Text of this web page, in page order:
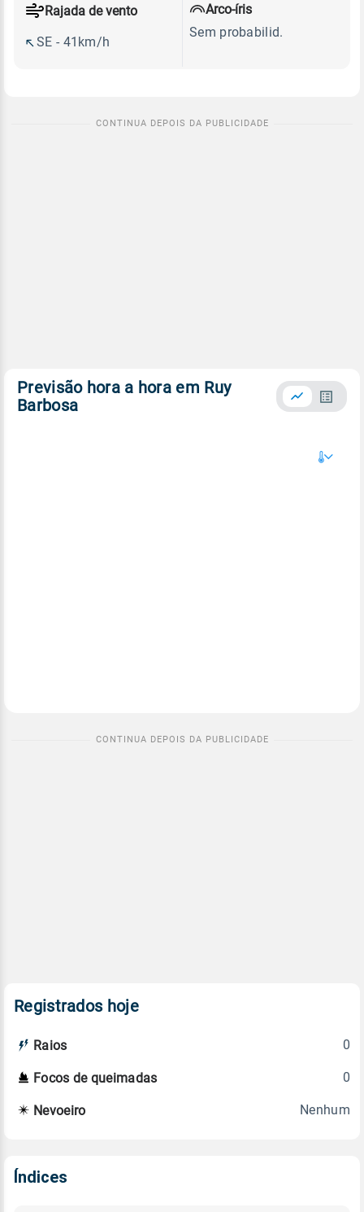
Rajada de vento
SE - 41km/h
Arco-íris
Sem probabilid.
Previsão hora a hora em Ruy
Barbosa
Registrados hoje
Raios 0
Focos de queimadas 0
Nevoeiro Nenhum
Índices